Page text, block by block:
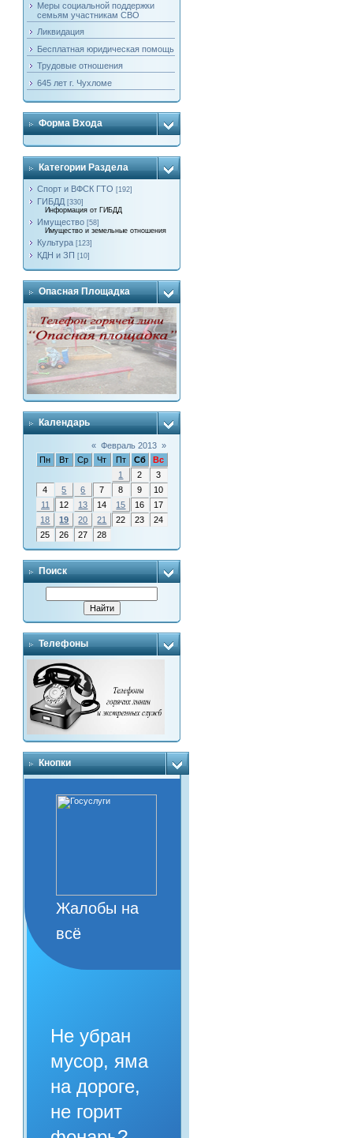
Меры социальной поддержки
семьям участникам СВО
Ликвидация
Бесплатная юридическая помощь
Трудовые отношения
645 лет г. Чухломе
Форма Входа
Категории Раздела
Спорт и ВФСК ГТО [192]
ГИБДД [330]
Информация от ГИБДД
Имущество [58]
Имущество и земельные отношения
Культура [123]
КДН и ЗП [10]
Опасная Площадка
Календарь
« Февраль 2013 »
Пн
Вт Ср Чт Пт Сб
Вс
1
2
3
4
5 6 7 8 9
10
11
12 13 14 15 16
17
18
19 20 21 22 23
24
25
26 27 28
Поиск
Телефоны
Кнопки
Жалобы на
всё
Не убран
мусор, яма
на дороге,
не горит